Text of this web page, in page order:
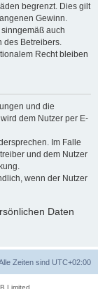
begrenzt. Dies gilt
Gewinn.
auch
Betreibers.
Recht bleiben
und die
dem Nutzer per E-
Im Falle
und dem Nutzer
wenn der Nutzer
Daten
Zeiten sind UTC+02:00